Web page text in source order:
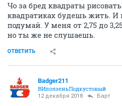
Чо за бред квадраты
квадратиках будешь жить. И
подумай. У меня от 2,75 до
но ты же не слушаешь.
ОТВЕТИТЬ
Badger211
ВИползеньПодкустовый
12 декабря 2018 Барт